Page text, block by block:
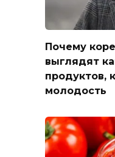
Почему
выглядят
продуктов,
молодость